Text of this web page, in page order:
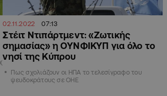
02.11.2022 07:13
Στέιτ Ντιπάρτμεντ: «Ζωτικής
σημασίας» η ΟΥΝΦΙΚΥΠ για όλο το
νησί της Κύπρου
Πως σχολιάζουν οι ΗΠΑ το τελεσίγραφο του
ψευδοκράτους σε ΟΗΕ